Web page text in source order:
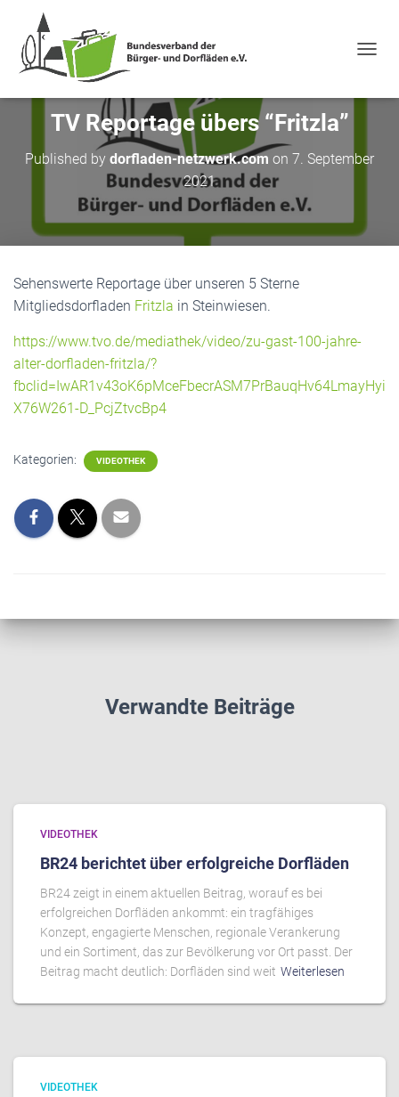
TV Reportage übers “Fritzla”
Published by dorfladen-netzwerk.com on 7. September
2021
Sehenswerte Reportage über unseren 5 Sterne
Mitgliedsdorfladen Fritzla in Steinwiesen.
https://www.tvo.de/mediathek/video/zu-gast-100-jahre-
alter-dorfladen-fritzla/?
fbclid=IwAR1v43oK6pMceFbecrASM7PrBauqHv64LmayHyi
X76W261-D_PcjZtvcBp4
Kategorien: VIDEOTHEK
Verwandte Beiträge
VIDEOTHEK
BR24 berichtet über erfolgreiche Dorfläden
BR24 zeigt in einem aktuellen Beitrag, worauf es bei
erfolgreichen Dorfläden ankommt: ein tragfähiges
Konzept, engagierte Menschen, regionale Verankerung
und ein Sortiment, das zur Bevölkerung vor Ort passt. Der
Beitrag macht deutlich: Dorfläden sind weit Weiterlesen
VIDEOTHEK